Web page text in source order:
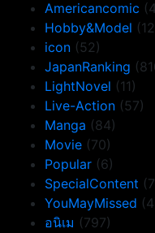
Americancomic
Hobby&Model
icon (52)
JapanRanking
LightNovel (11)
Live-Action (57)
Manga (84)
Movie (70)
Popular (6)
SpecialContent
YouMayMissed
อนิเม (797)